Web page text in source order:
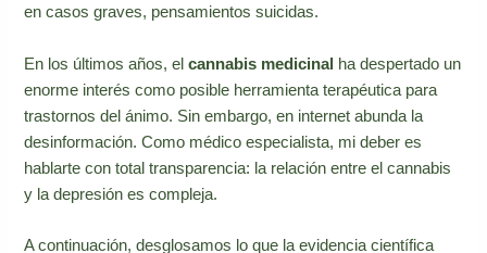
en casos graves, pensamientos suicidas.
En los últimos años, elcannabis medicinal ha despertado un
enorme interés como posible herramienta terapéutica para
trastornos del ánimo. Sin embargo, en internet abunda la
desinformación. Como médico especialista, mi deber es
hablarte con total transparencia: la relación entre el cannabis
y la depresión es compleja.
A continuación, desglosamos lo que la evidencia científica